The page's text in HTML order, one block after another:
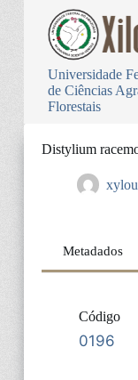
Universidade
de Ciências
Florestais
Distylium
Metadados
Código
0196